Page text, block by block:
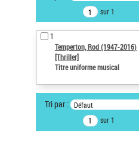
Recherche avancée dans les
notices d’autorité
Œuvres liées à l'auteur :
Temperton, Rod (1947-2016)
Auteur d’œuvre
Type de notice d'autorité
sur 1
1
Temperton, Rod (1947-2016)
[Thriller]
Titre uniforme musical
Tri par : Défaut
sur 1